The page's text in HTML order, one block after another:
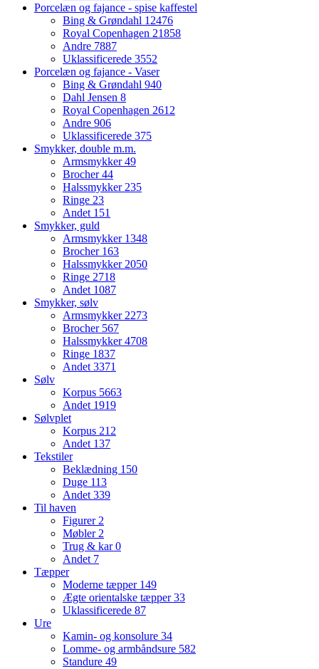
Porcelæn og fajance - spise kaffestel
Bing & Grøndahl 12476
Royal Copenhagen 21858
Andre 7887
Uklassificerede 3552
Porcelæn og fajance - Vaser
Bing & Grøndahl 940
Dahl Jensen 8
Royal Copenhagen 2612
Andre 906
Uklassificerede 375
Smykker, double m.m.
Armsmykker49
Brocher44
Halssmykker235
Ringe 23
Andet 151
Smykker, guld
Armsmykker 1348
Brocher 163
Halssmykker2050
Ringe 2718
Andet 1087
Smykker, sølv
Armsmykker2273
Brocher 567
Halssmykker4708
Ringe 1837
Andet3371
Sølv
Korpus 5663
Andet 1919
Sølvplet
Korpus 212
Andet 137
Tekstiler
Beklædning 150
Duge 113
Andet339
Til haven
Figurer2
Møbler2
Trug & kar0
Andet 7
Tæpper
Moderne tæpper 149
Ægte orientalske tæpper33
Uklassificerede 87
Ure
Kamin- og konsolure 34
Lomme- og armbåndsure 582
Standure 49